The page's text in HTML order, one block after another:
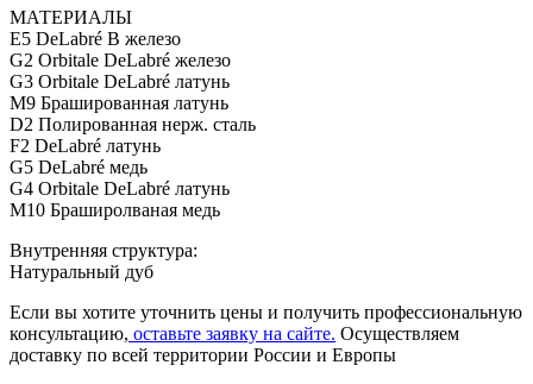
МАТЕРИАЛЫ
E5 DeLabré B железо
G2 Orbitale DeLabré железо
G3 Orbitale DeLabré латунь
M9 Брашированная латунь
D2 Полированная нерж. сталь
F2 DeLabré латунь
G5 DeLabré медь
G4 Orbitale DeLabré латунь
M10 Браширолваная медь
Внутренняя структура:
Натуральный дуб
Если вы хотите уточнить цены и получить профессиональную
консультацию, оставьте заявку на сайте. Осуществляем
доставку по всей территории России и Европы